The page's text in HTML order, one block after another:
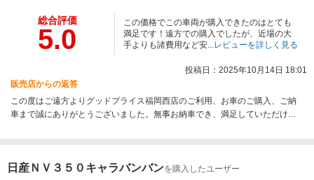
総合評価
5.0
この価格でこの車両が購入できたのはとても
満足です！遠方での購入でしたが、近場の大
手よりも諸費用など安...レビューを詳しく見る
投稿日：2025年10月14日 18:01
販売店からの返答
この度はご遠方よりグッドプライス福岡西店のご利用、お車のご購入、ご納
車まで誠にありがとうございました。無事お納車でき、満足していただけて
この度はお車のご購入誠にありがとうございました。今後ともよろしくお願
日産ＮＶ３５０キャラバンバンを購入したユーザー